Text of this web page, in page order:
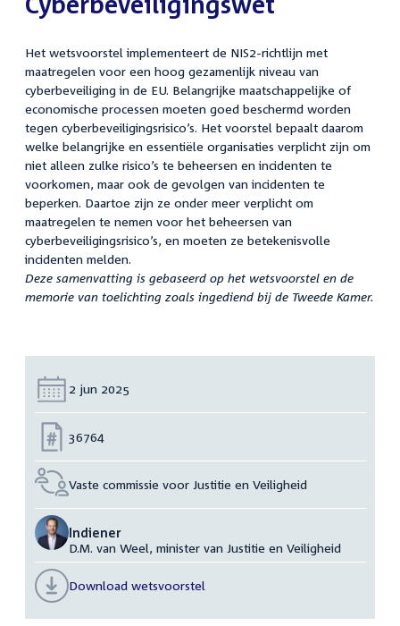
Het wetsvoorstel implementeert de NIS2-richtlijn met
maatregelen voor een hoog gezamenlijk niveau van
cyberbeveiliging in de EU. Belangrijke maatschappelijke of
economische processen moeten goed beschermd worden
tegen cyberbeveiligingsrisico’s. Het voorstel bepaalt daarom
welke belangrijke en essentiële organisaties verplicht zijn om
niet alleen zulke risico’s te beheersen en incidenten te
voorkomen, maar ook de gevolgen van incidenten te
beperken. Daartoe zijn ze onder meer verplicht om
maatregelen te nemen voor het beheersen van
cyberbeveiligingsrisico’s, en moeten ze betekenisvolle
incidenten melden.
Deze samenvatting is gebaseerd op het wetsvoorstel en de
memorie van toelichting zoals ingediend bij de Tweede Kamer.
Datum:
2 jun 2025
Nummer:
36764
Vaste commissie voor Justitie en Veiligheid
Indiener
D.M. van Weel, minister van Justitie en Veiligheid
Download wetsvoorstel